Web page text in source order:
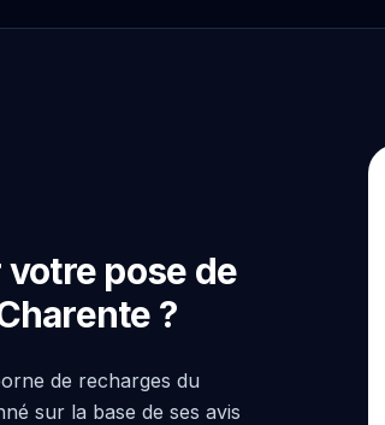
pose de
?
de recharges du
sur la base de ses avis